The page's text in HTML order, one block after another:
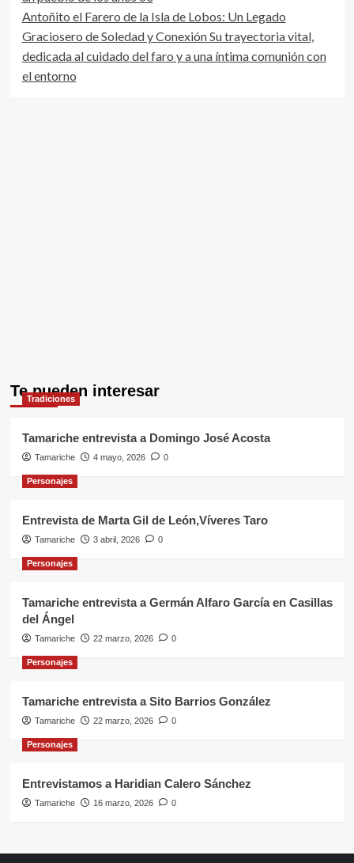
Antoñito el Farero de la Isla de Lobos: Un Legado
Graciosero de Soledad y Conexión Su trayectoria vital,
dedicada al cuidado del faro y a una íntima comunión con
el entorno
Te pueden interesar
Tradiciones
Tamariche entrevista a Domingo José Acosta
Tamariche 4 mayo, 2026 0
Personajes
Entrevista de Marta Gil de León,Víveres Taro
Tamariche 3 abril, 2026 0
Personajes
Tamariche entrevista a Germán Alfaro García en Casillas
del Ángel
Tamariche 22 marzo, 2026 0
Personajes
Tamariche entrevista a Sito Barrios González
Tamariche 22 marzo, 2026 0
Personajes
Entrevistamos a Haridian Calero Sánchez
Tamariche 16 marzo, 2026 0